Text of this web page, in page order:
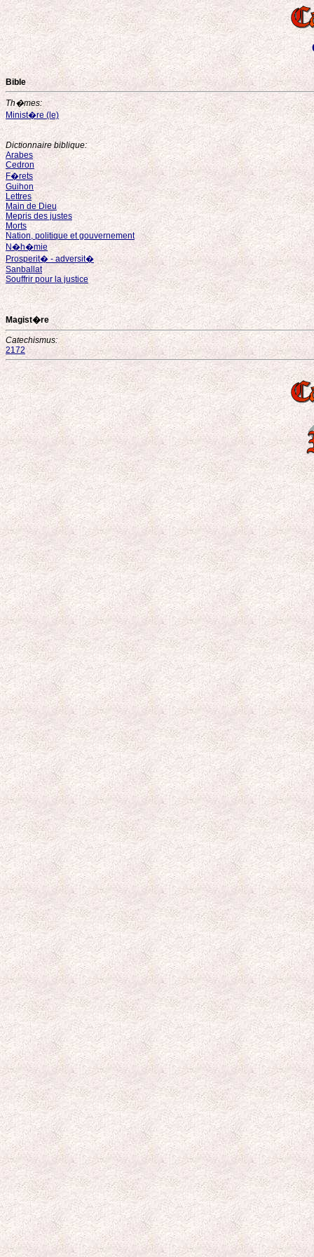
Bible
Th�mes:
Minist�re (le)
Dictionnaire biblique:
Arabes
Cedron
F�rets
Guihon
Lettres
Main de Dieu
Mepris des justes
Morts
Nation, politique et gouvernement
N�h�mie
Prosperit� - adversit�
Sanballat
Souffrir pour la justice
Magist�re
Catechismus:
2172